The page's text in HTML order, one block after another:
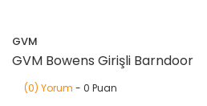
GVM
GVM Bowens Girişli Barndoor
(0) Yorum - 0 Puan